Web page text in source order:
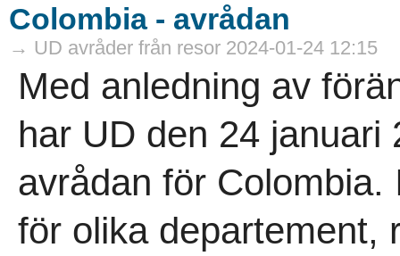
Colombia - avrådan
→ UD avråder från resor 2024-01-24 12:15
Med anledning av
har UD den 24
avrådan för
för olika departement,